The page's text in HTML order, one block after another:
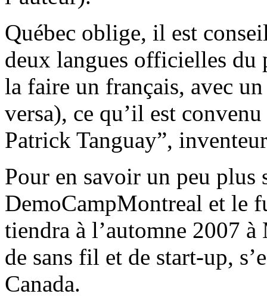
Québec oblige, il est
deux langues officielles du
la faire un français, avec
versa), ce qu’il est
Patrick Tanguay”,
Pour en savoir un peu
DemoCampMontreal et le
tiendra à l’automne 2007
de sans fil et de start-up,
Canada.